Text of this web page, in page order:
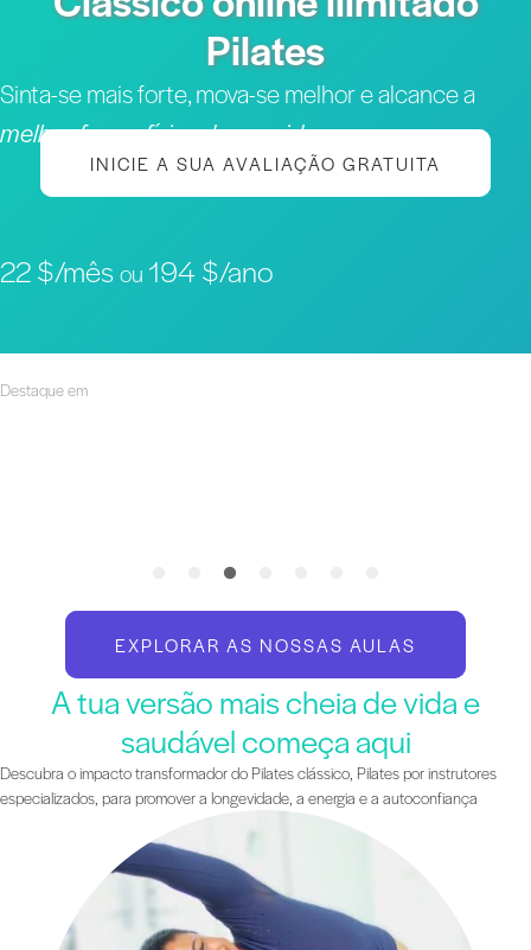
Pilates
Sinta-se mais forte, mova-se melhor e alcance a
melhor forma física da sua vida
INICIE A SUA AVALIAÇÃO GRATUITA
22 $/mêsou 194 $/ano
Destaque em
EXPLORAR AS NOSSAS AULAS
A tua versão mais cheia de vida e
saudável começa aqui
Descubra o impacto transformador do Pilates clássico, Pilates por instrutores
especializados, para promover a longevidade, a energia e a autoconfiança